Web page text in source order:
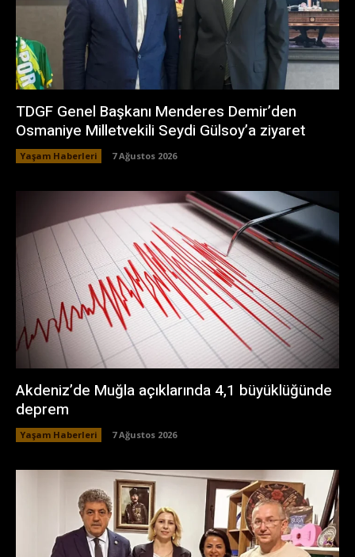
TDGF Genel Başkanı Menderes Demir’den
Osmaniye Milletvekili Seydi Gülsoy’a ziyaret
Yaşam Haberleri 7 Ağustos 2026
Akdeniz’de Muğla açıklarında 4,1 büyüklüğünde
deprem
Yaşam Haberleri 7 Ağustos 2026